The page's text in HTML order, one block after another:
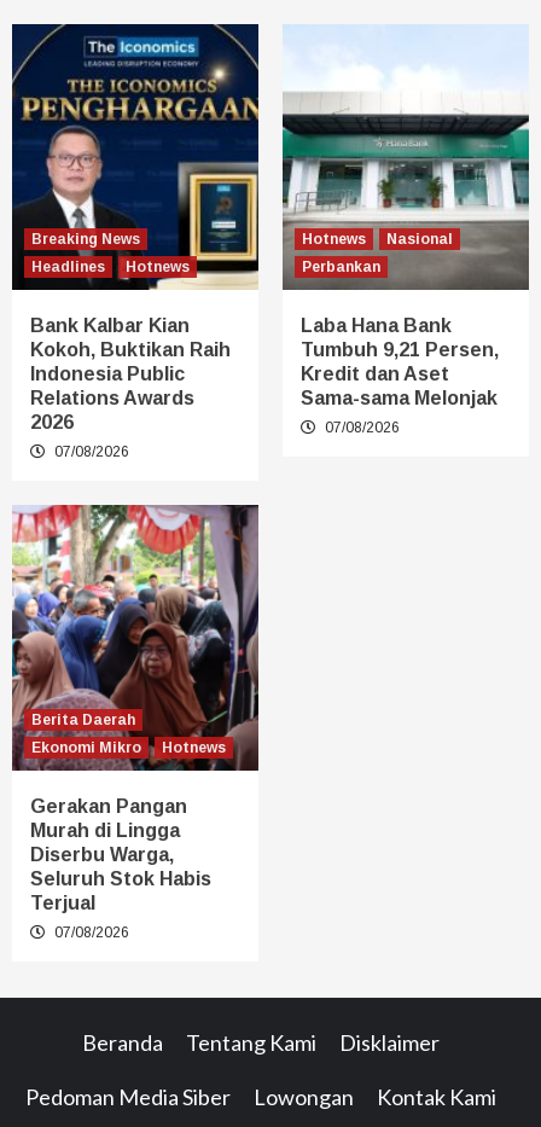
Breaking News
Headlines
Hotnews
Bank Kalbar Kian
Kokoh, Buktikan Raih
Indonesia Public
Relations Awards
2026
07/08/2026
Hotnews
Nasional
Perbankan
Laba Hana Bank
Tumbuh 9,21 Persen,
Kredit dan Aset
Sama-sama Melonjak
07/08/2026
Berita Daerah
Ekonomi Mikro
Hotnews
Gerakan Pangan
Murah di Lingga
Diserbu Warga,
Seluruh Stok Habis
Terjual
07/08/2026
Beranda Tentang Kami Disklaimer
Pedoman Media Siber Lowongan Kontak Kami